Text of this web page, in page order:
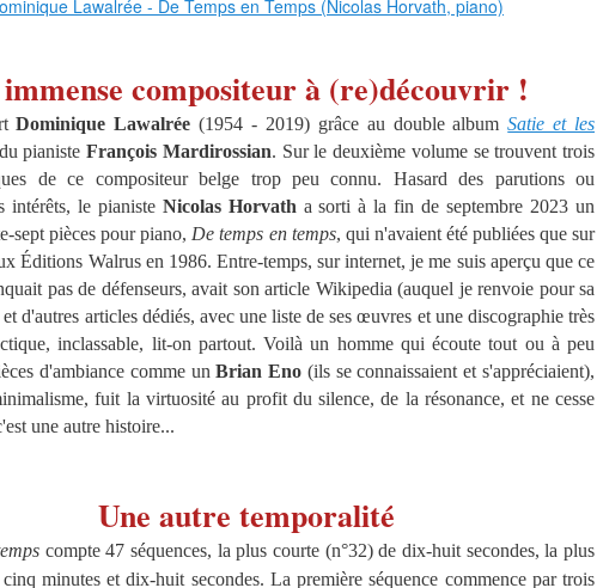
compositeur à (re)découvrir !
Dominique Lawalrée (1954 - 2019) grâce au double albumSatie et les
du pianisteFrançois Mardirossian. Sur le deuxième volume se trouvent trois
de ce compositeur belge trop peu connu. Hasard des parutions ou
intérêts, le pianiste Nicolas Horvath a sorti à la fin de septembre 2023 un
sept pièces pour piano, De temps en temps, qui n'avaient été publiées que sur
Éditions Walrus en 1986. Entre-temps, sur internet, je me suis aperçu que ce
pas de défenseurs, avait son article Wikipedia (auquel je renvoie pour sa
d'autres articles dédiés, avec une liste de ses œuvres et une discographie très
inclassable, lit-on partout. Voilà un homme qui écoute tout ou à peu
d'ambiance comme unBrian Eno (ils se connaissaient et s'appréciaient),
fuit la virtuosité au profit du silence, de la résonance, et ne cesse
une autre histoire...
Une autre temporalité
compte 47 séquences, la plus courte (n°32) de dix-huit secondes, la plus
minutes et dix-huit secondes. La première séquence commence par trois